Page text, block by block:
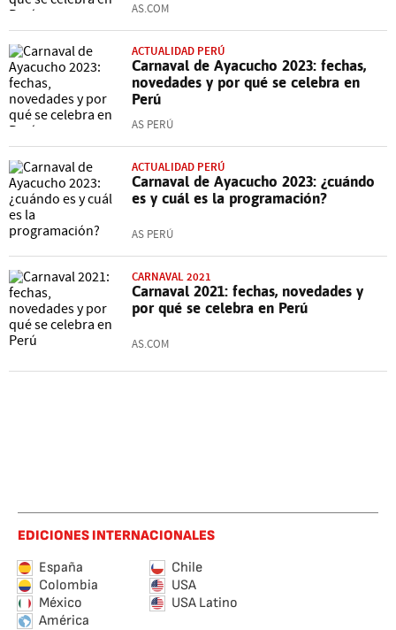
AS.COM
ACTUALIDAD PERÚ
Carnaval de Ayacucho 2023: fechas,
novedades y por qué se celebra en
Perú
AS PERÚ
ACTUALIDAD PERÚ
Carnaval de Ayacucho 2023: ¿cuándo
es y cuál es la programación?
AS PERÚ
CARNAVAL 2021
Carnaval 2021: fechas, novedades y
por qué se celebra en Perú
AS.COM
EDICIONES INTERNACIONALES
España
Chile
Colombia
USA
México
USA Latino
América